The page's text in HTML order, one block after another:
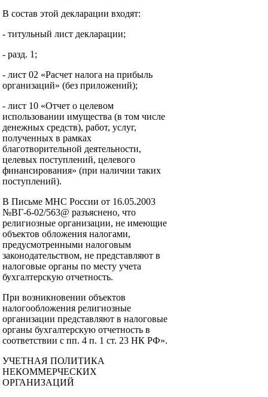
В состав этой декларации входят:
- титульный лист декларации;
- разд. 1;
- лист 02 «Расчет налога на прибыль
организаций» (без приложений);
- лист 10 «Отчет о целевом
использовании имущества (в том числе
денежных средств), работ, услуг,
полученных в рамках
благотворительной деятельности,
целевых поступлений, целевого
финансирования» (при наличии таких
поступлений).
В Письме МНС России от 16.05.2003
№ВГ-6-02/563@ разъяснено, что
религиозные организации, не имеющие
объектов обложения налогами,
предусмотренными налоговым
законодательством, не представляют в
налоговые органы по месту учета
бухгалтерскую отчетность.
При возникновении объектов
налогообложения религиозные
организации представляют в налоговые
органы бухгалтерскую отчетность в
соответствии с пп. 4 п. 1 ст. 23 НК РФ».
УЧЕТНАЯ ПОЛИТИКА
НЕКОММЕРЧЕСКИХ
ОРГАНИЗАЦИЙ